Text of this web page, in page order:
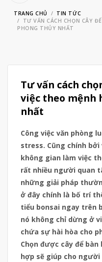
TRANG CHỦ
TIN TỨC
TƯ VẤN CÁCH CHỌN CÂY
PHONG THỦY NHẤT
Tư vấn cách
việc theo mệnh
nhất
Công việc văn phòng
stress. Cũng chính
không gian làm việc
rất nhiều người quan
những giải pháp
ở đây chính là bố trí
tiểu bonsai ngay trên
nó không chỉ dừng ở
chứa sự hài hòa cho
Chọn được cây để
hợp sẽ giúp cho